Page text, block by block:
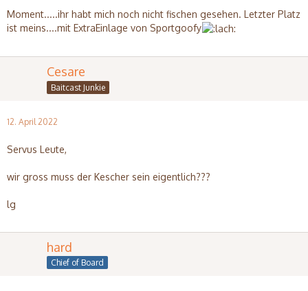
Moment.....ihr habt mich noch nicht fischen gesehen. Letzter Platz
ist meins....mit ExtraEinlage von Sportgoofy
Cesare
Baitcast Junkie
12. April 2022
Servus Leute,
wir gross muss der Kescher sein eigentlich???
lg
hard
Chief of Board